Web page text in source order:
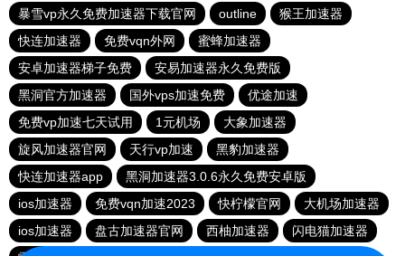
暴雪vp永久免费加速器下载官网
outline
猴王加速器
快连加速器
免费vqn外网
蜜蜂加速器
安卓加速器梯子免费
安易加速器永久免费版
黑洞官方加速器
国外vps加速免费
优途加速
免费vp加速七天试用
1元机场
大象加速器
旋风加速器官网
天行vp加速
黑豹加速器
快连加速器app
黑洞加速器3.0.6永久免费安卓版
ios加速器
免费vqn加速2023 快柠檬官网
大机场加速器
ios加速器
盘古加速器官网 西柚加速器
闪电猫加速器